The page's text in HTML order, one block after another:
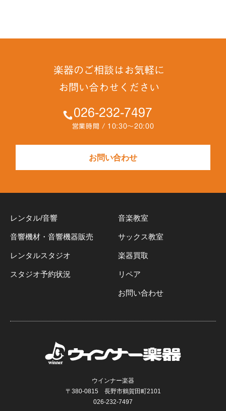
楽器のご相談はお気軽に
お問い合わせください
026-232-7497
営業時間 / 10:30～20:00
お問い合わせ
レンタル/音響
音響機材・音響機器販売
レンタルスタジオ
スタジオ予約状況
音楽教室
サックス教室
楽器買取
リペア
お問い合わせ
ウインナー楽器
〒380-0815 長野市鶴賀田町2101
026-232-7497